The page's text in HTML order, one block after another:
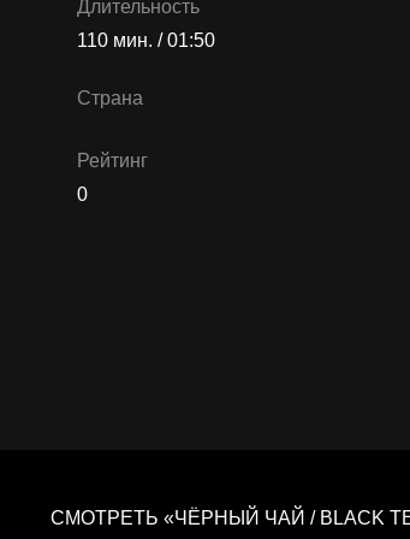
Длительность
110 мин. / 01:50
Страна
Рейтинг
0
СМОТРЕТЬ «ЧЁРНЫЙ ЧАЙ / BLACK